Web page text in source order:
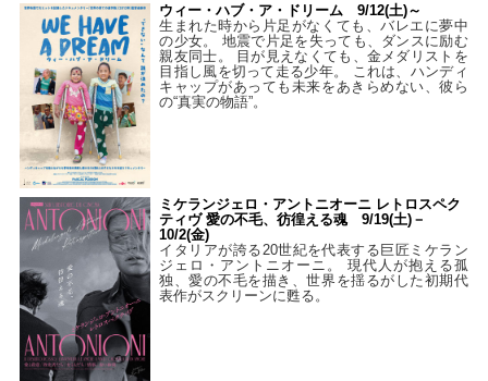
ウィー・ハブ・ア・ドリーム 9/12(土)～
生まれた時から片足がなくても、バレエに夢中
の少女。 地震で片足を失っても、ダンスに励む
親友同士。 目が見えなくても、金メダリストを
目指し風を切って走る少年。 これは、ハンディ
キャップがあっても未来をあきらめない、彼ら
の“真実の物語”。
ミケランジェロ・アントニオーニ レトロスペク
ティヴ 愛の不毛、彷徨える魂 9/19(土)－
10/2(金)
イタリアが誇る20世紀を代表する巨匠ミケラン
ジェロ・アントニオーニ。 現代人が抱える孤
独、愛の不毛を描き、世界を揺るがした初期代
表作がスクリーンに甦る。